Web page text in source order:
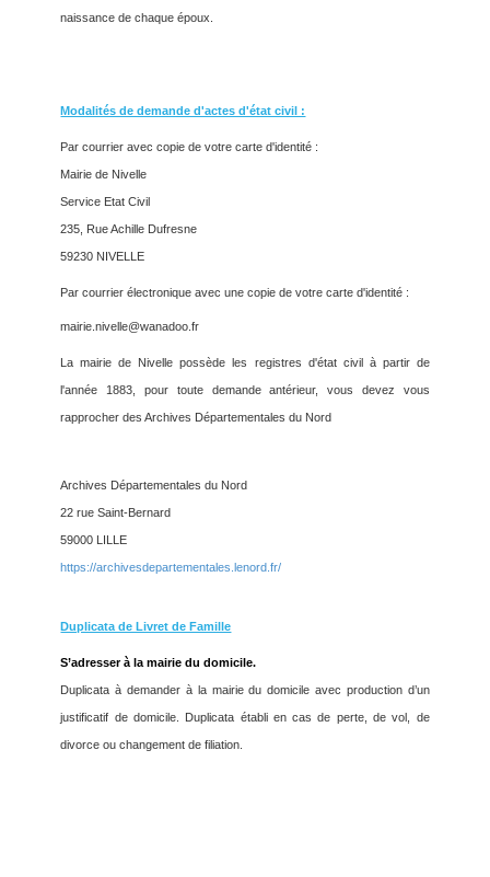
naissance de chaque époux.
Modalités de demande d'actes d'état civil :
Par courrier avec copie de votre carte d'identité :
Mairie de Nivelle
Service Etat Civil
235, Rue Achille Dufresne
59230 NIVELLE
Par courrier électronique avec une copie de votre carte d'identité :
mairie.nivelle@wanadoo.fr
La mairie de Nivelle possède les registres d'état civil à partir de
l'année 1883, pour toute demande antérieur, vous devez vous
rapprocher des Archives Départementales du Nord
Archives Départementales du Nord
22 rue Saint-Bernard
59000 LILLE
https://archivesdepartementales.lenord.fr/
Duplicata de Livret de Famille
S’adresser à la mairie du domicile.
Duplicata à demander à la mairie du domicile avec production d’un
justificatif de domicile. Duplicata établi en cas de perte, de vol, de
divorce ou changement de filiation.